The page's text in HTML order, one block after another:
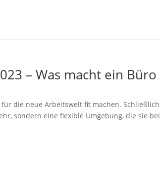
– Was macht ein Büro
die neue Arbeitswelt fit machen. Schließlich
sondern eine flexible Umgebung, die sie bei